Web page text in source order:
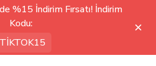
%15 İndirim Fırsatı! İndirim
Kodu:
TİKTOK15